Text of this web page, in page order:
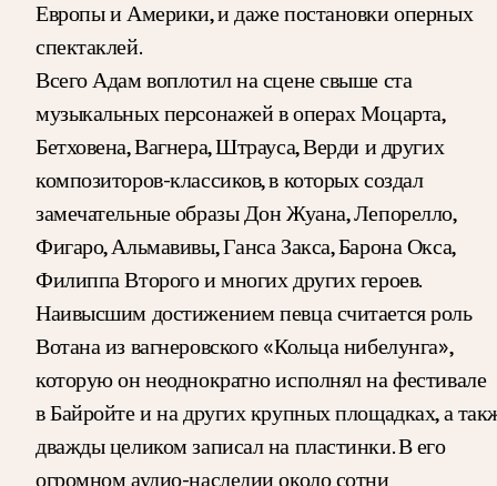
Европы и Америки, и даже постановки оперных
спектаклей.
Всего Адам воплотил на сцене свыше ста
музыкальных персонажей в операх Моцарта,
Бетховена, Вагнера, Штрауса, Верди и других
композиторов-классиков, в которых создал
замечательные образы Дон Жуана, Лепорелло,
Фигаро, Альмавивы, Ганса Закса, Барона Окса,
Филиппа Второго и многих других героев.
Наивысшим достижением певца считается роль
Вотана из вагнеровского «Кольца нибелунга»,
которую он неоднократно исполнял на фестивале
в Байройте и на других крупных площадках, а
дважды целиком записал на пластинки. В его
огромном аудио-наследии около сотни